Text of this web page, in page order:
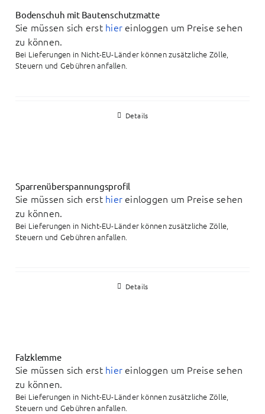
Bodenschuh mit Bautenschutzmatte
Sie müssen sich erst hier einloggen um Preise sehen
zu können.
Bei Lieferungen in Nicht-EU-Länder können zusätzliche Zölle,
Steuern und Gebühren anfallen.
Details
Sparrenüberspannungsprofil
Sie müssen sich erst hier einloggen um Preise sehen
zu können.
Bei Lieferungen in Nicht-EU-Länder können zusätzliche Zölle,
Steuern und Gebühren anfallen.
Details
Falzklemme
Sie müssen sich erst hier einloggen um Preise sehen
zu können.
Bei Lieferungen in Nicht-EU-Länder können zusätzliche Zölle,
Steuern und Gebühren anfallen.